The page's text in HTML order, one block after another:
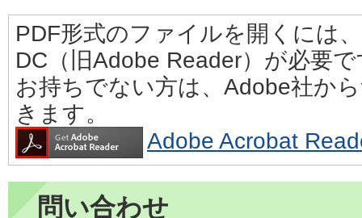
PDF形式のファイルを開くには
DC（旧Adobe Reader）が必要
お持ちでない方は、Adobe社か
きます。
Adobe Acrobat
問い合わせ